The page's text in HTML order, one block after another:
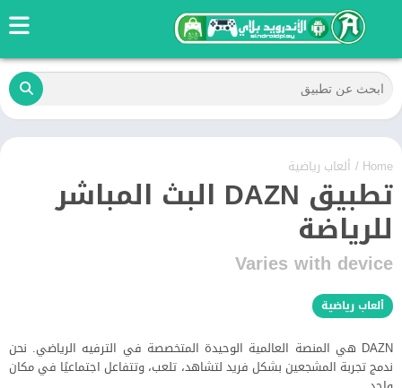
Home
/ ألعاب رياضية
تطبيق DAZN البث المباشر
للرياضة
Varies with device
ألعاب رياضية
DAZN هي المنصة العالمية الوحيدة المتخصصة في الترفيه الرياضي. نحن
ندمج تجربة المشجعين بشكل فريد لتشاهد، تلعب، وتتفاعل اجتماعيًا في مكان